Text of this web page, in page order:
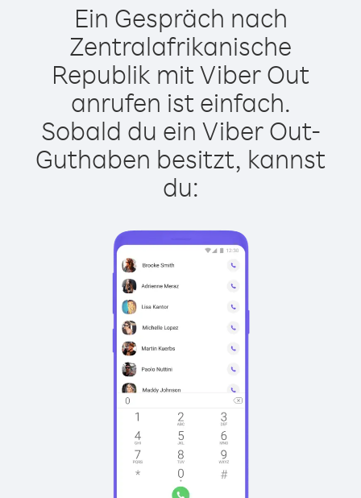
Ein Gespräch nach
Zentralafrikanische
Republik mit Viber Out
anrufen ist einfach.
Sobald du ein Viber Out-
Guthaben besitzt, kannst
du: